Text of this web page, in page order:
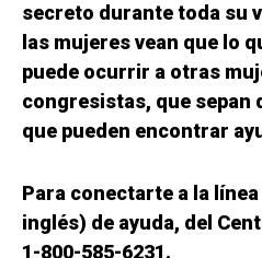
secreto durante toda su
las mujeres vean que lo
puede ocurrir a otras
congresistas, que sepan
que pueden encontrar
Para conectarte a la
inglés) de ayuda, del
1-800-585-6231.